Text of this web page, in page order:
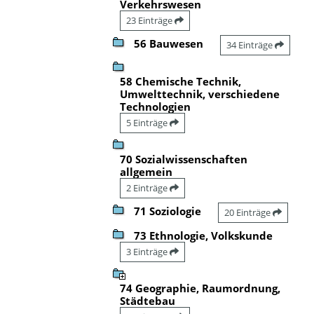
Verkehrswesen
23 Einträge
56 Bauwesen 34 Einträge
58 Chemische Technik,
Umwelttechnik, verschiedene
Technologien
5 Einträge
70 Sozialwissenschaften
allgemein
2 Einträge
71 Soziologie 20 Einträge
73 Ethnologie, Volkskunde
3 Einträge
74 Geographie, Raumordnung,
Städtebau